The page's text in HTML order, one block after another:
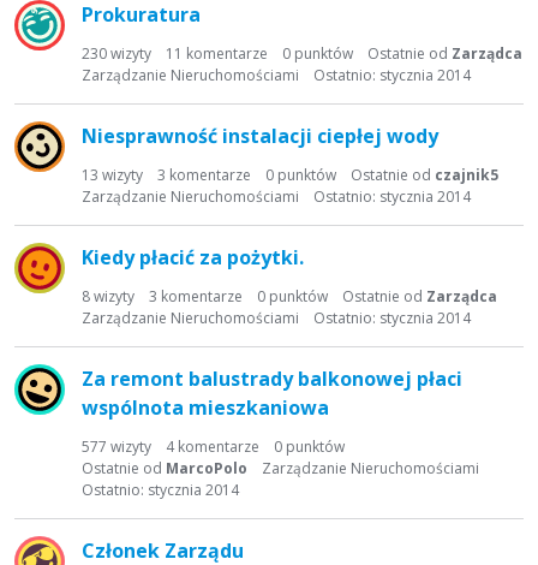
Prokuratura
230wizyty 11 komentarze 0 punktów Ostatnie od Zarządca
Ostatnio: stycznia 2014
Zarządzanie Nieruchomościami
Niesprawność instalacji ciepłej wody
13 wizyty 3 komentarze 0 punktów Ostatnie od czajnik5
Ostatnio: stycznia 2014
Zarządzanie Nieruchomościami
Kiedy płacić za pożytki.
8wizyty 3 komentarze 0 punktów Ostatnie od Zarządca
Ostatnio: stycznia 2014
Zarządzanie Nieruchomościami
Za remont balustrady balkonowej płaci
wspólnota mieszkaniowa
577 wizyty 4komentarze 0 punktów
Ostatnie od MarcoPolo
Ostatnio: stycznia 2014
Zarządzanie Nieruchomościami
Członek Zarządu